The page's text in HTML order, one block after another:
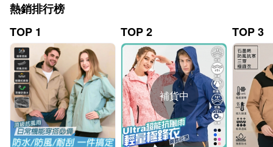
熱銷排行榜
TOP 1
TOP 2
補貨中
TOP 3